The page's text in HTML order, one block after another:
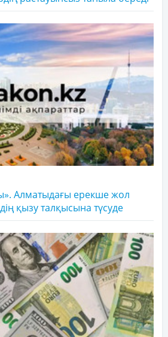
Алматыдағы ерекше жол
қызу талқысына түсуде